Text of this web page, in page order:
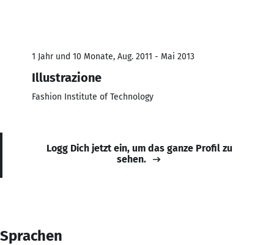
1 Jahr und 10 Monate, Aug. 2011 - Mai 2013
Illustrazione
Fashion Institute of Technology
Logg Dich jetzt ein, um das ganze Profil zu
sehen.
Sprachen